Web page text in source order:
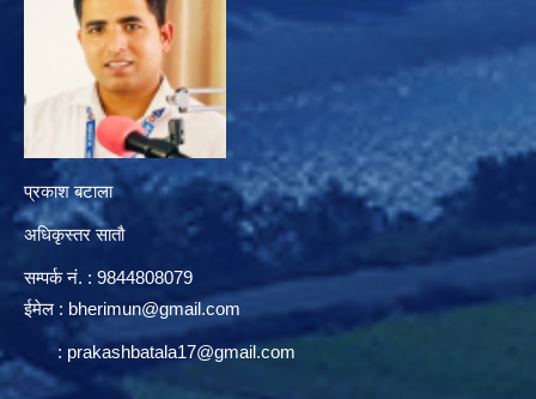
प्रकाश बटाला
अधिकृस्तर सातौ
सम्पर्क न‌ं. : 9844808079
ईमेल : bherimun@gmail.com
: prakashbatala17@gmail.com